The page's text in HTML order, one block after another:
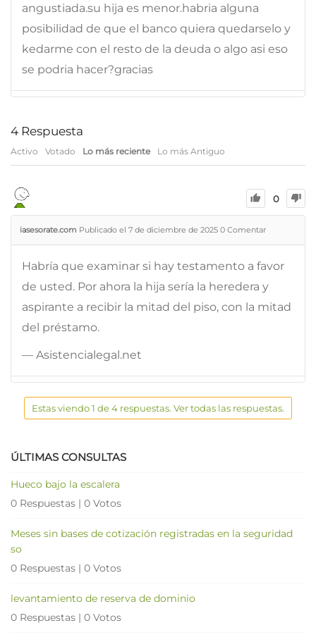
angustiada.su hija es menor.habria alguna
posibilidad de que el banco quiera quedarselo y
kedarme con el resto de la deuda o algo asi eso
se podria hacer?gracias
4 Respuesta
Activo Votado Lo más reciente Lo más Antiguo
0
iasesorate.com Publicado el 7 de diciembre de 2025 0 Comentar
Habría que examinar si hay testamento a favor
de usted. Por ahora la hija sería la heredera y
aspirante a recibir la mitad del piso, con la mitad
del préstamo.
— Asistencialegal.net
Estas viendo 1 de 4 respuestas. Ver todas las respuestas.
ÚLTIMAS CONSULTAS
Hueco bajo la escalera
0 Respuestas | 0 Votos
Meses sin bases de cotización registradas en la seguridad
so
0 Respuestas | 0 Votos
levantamiento de reserva de dominio
0 Respuestas | 0 Votos